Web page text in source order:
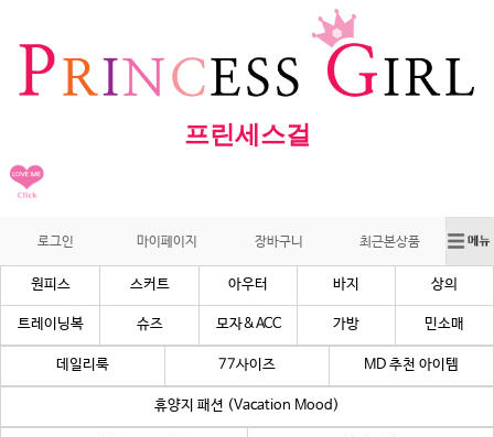
프린세스걸
로그인 마이페이지 장바구니 최근본상품
원피스 스커트 아우터 바지 상의
트레이닝복 슈즈 모자&ACC 가방 민소매
데일리룩 77사이즈 MD 추천 아이템
휴양지 패션 (Vacation Mood)